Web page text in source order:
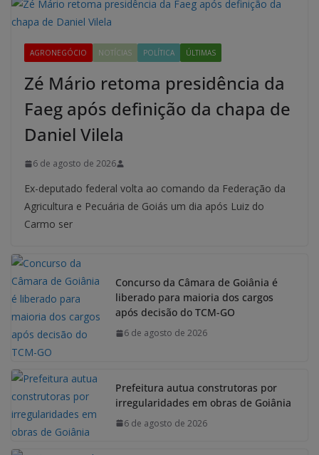
AGRONEGÓCIO NOTÍCIAS POLÍTICA ÚLTIMAS
Zé Mário retoma presidência da
Faeg após definição da chapa de
Daniel Vilela
6 de agosto de 2026
Ex-deputado federal volta ao comando da Federação da
Agricultura e Pecuária de Goiás um dia após Luiz do
Carmo ser
Concurso da Câmara de Goiânia é
liberado para maioria dos cargos
após decisão do TCM-GO
6 de agosto de 2026
Prefeitura autua construtoras por
irregularidades em obras de Goiânia
6 de agosto de 2026